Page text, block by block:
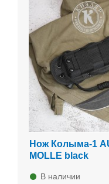
Нож Колыма-1
MOLLE black
В наличии